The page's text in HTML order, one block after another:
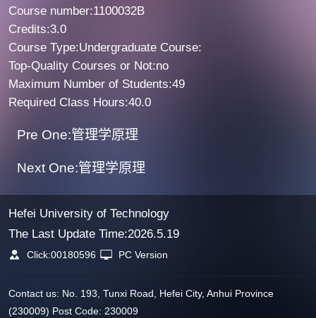
Course number:1100032B
Credits:3.0
Course Type:Undergraduate Course:
Top-Quality Courses or Not:no
Maximum Number of Students:49
Required Class Hours:40.0
Pre One:管理学原理
Next One:管理学原理
Hefei University of Technology
The Last Update Time:2026.5.19
Click:00180596 PC Version
Contact us: No. 193, Tunxi Road, Hefei City, Anhui Province
(230009) Post Code: 230009